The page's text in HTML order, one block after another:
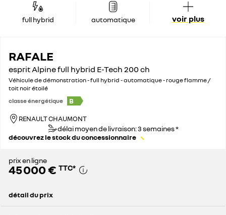
full hybrid automatique voir plus
RAFALE
esprit Alpine full hybrid E-Tech 200 ch
Véhicule de démonstration - full hybrid - automatique - rouge flamme /
toit noir étoilé
classe énergétique
B
RENAULT CHAUMONT
délai moyen de livraison: 3 semaines *
découvrez le stock du concessionnaire
prix en ligne
45 000 € TTC*
détail du prix